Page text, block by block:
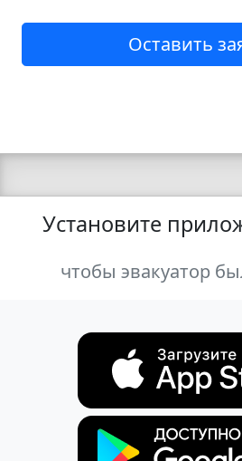
Оставить
Установите
чтобы эвакуатор